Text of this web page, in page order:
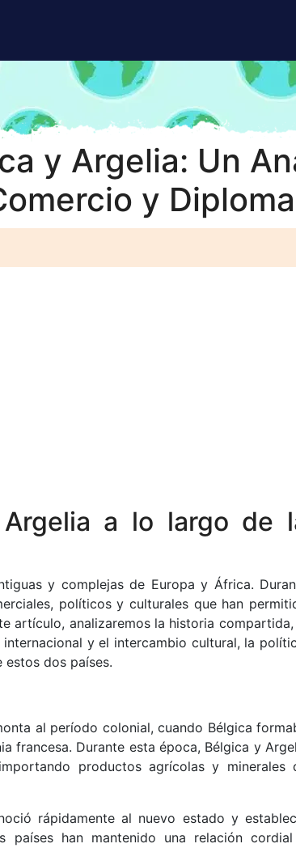
y Argelia: Un
y
a lo largo de
y complejas de Europa y África.
políticos y culturales que han
artículo, analizaremos la historia compartida,
y el intercambio cultural, la
dos países.
al período colonial, cuando Bélgica
francesa. Durante esta época, Bélgica y
productos agrícolas y minerales
rápidamente al nuevo estado y
países han mantenido una relación